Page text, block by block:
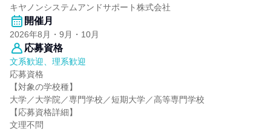
キヤノンシステムアンドサポート株式会社
開催月
2026年8月・9月・10月
応募資格
文系歓迎、理系歓迎
応募資格
【対象の学校種】
大学／大学院／専門学校／短期大学／高等専門学校
【応募資格詳細】
文理不問